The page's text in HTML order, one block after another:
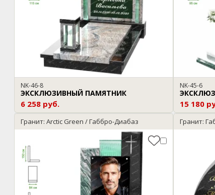
NK-46-8
ЭКСКЛЮЗИВНЫЙ ПАМЯТНИК
6 258 руб.
NK-45-6
15 180
Гранит: Arctic Green / Габбро-Диабаз Гранит: